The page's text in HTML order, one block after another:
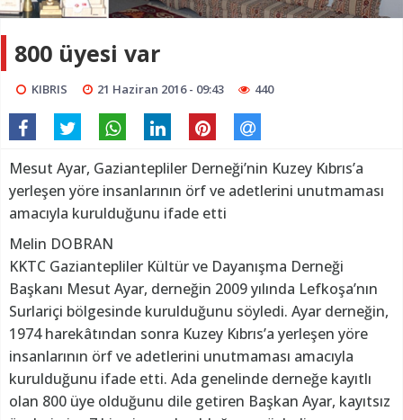
800 üyesi var
KIBRIS 21 Haziran 2016 - 09:43 440
Mesut Ayar, Gaziantepliler Derneği’nin Kuzey Kıbrıs’a
yerleşen yöre insanlarının örf ve adetlerini unutmaması
amacıyla kurulduğunu ifade etti
Melin DOBRAN
KKTC Gaziantepliler Kültür ve Dayanışma Derneği
Başkanı Mesut Ayar, derneğin 2009 yılında Lefkoşa’nın
Surlariçi bölgesinde kurulduğunu söyledi. Ayar derneğin,
1974 harekâtından sonra Kuzey Kıbrıs’a yerleşen yöre
insanlarının örf ve adetlerini unutmaması amacıyla
kurulduğunu ifade etti. Ada genelinde derneğe kayıtlı
olan 800 üye olduğunu dile getiren Başkan Ayar, kayıtsız